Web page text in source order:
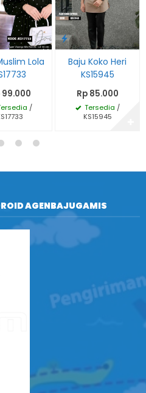
Lola
99.000
/
Baju Koko Heri
KS15945
Rp 85.000
Tersedia /
KS15945
AGENBAJUGAMIS